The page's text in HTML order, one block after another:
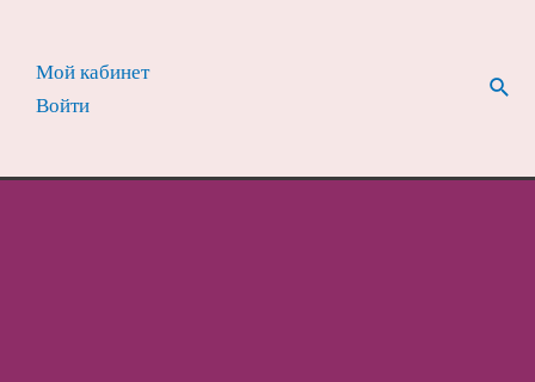
содержимому
Мой кабинет
Войти